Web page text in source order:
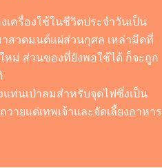
ครื่องใช้ในชีวิตประจำวันเป็น
สวดมนต์แผ่ส่วนกุศล เหล่ามีดที่
ม่ ส่วนของที่ยังพอใช้ได้ ก็จะถูก
ท่นเป่าลมสำหรับจุดไฟซึ่งเป็น
ายแด่เทพเจ้าและจัดเลี้ยงอาหาร